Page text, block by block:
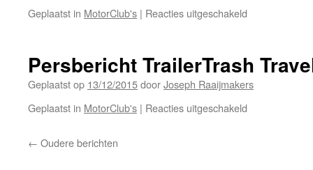
Geplaatst in MotorClub's | Reacties uitgeschakeld
Persbericht TrailerTrash
Geplaatst op 13/12/2015doorJoseph Raaijmakers
Geplaatst in MotorClub's | Reacties uitgeschakeld
← Oudere berichten